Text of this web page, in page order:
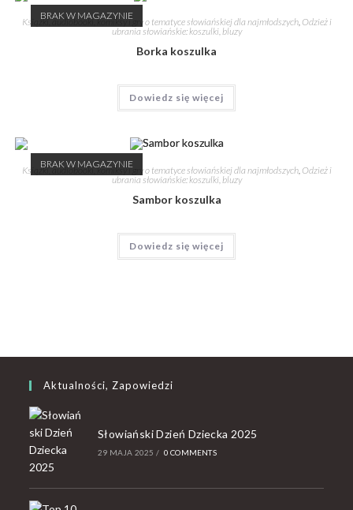
BRAK W MAGAZYNIE
Książki, audiobooki, komiksy i gry o tematyce słowiańskiej dla najmłodszych, Odzież i
ubrania słowiańskie: koszulki, bluzy
Borka koszulka
Dowiedz się więcej
BRAK W MAGAZYNIE
Książki, audiobooki, komiksy i gry o tematyce słowiańskiej dla najmłodszych, Odzież i
ubrania słowiańskie: koszulki, bluzy
Sambor koszulka
Dowiedz się więcej
Aktualności, Zapowiedzi
Słowiański Dzień Dziecka 2025
29 MAJA 2025 / 0 COMMENTS